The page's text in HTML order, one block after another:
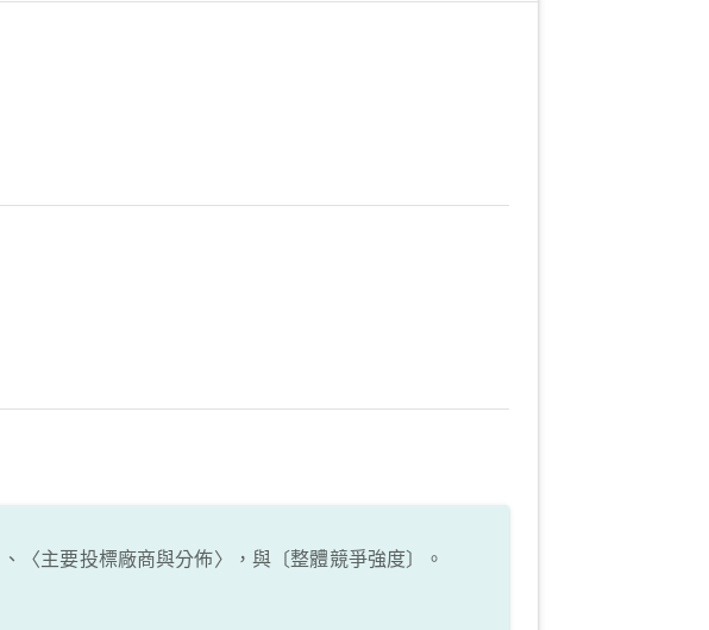
〈主要投標廠商與分佈〉，與〔整體競爭強度〕。